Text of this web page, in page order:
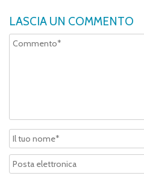
LASCIA UN COMMENTO